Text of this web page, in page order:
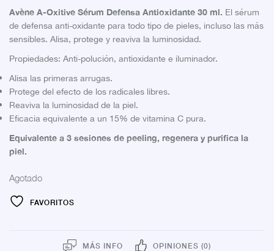
Avène A-Oxitive Sérum Defensa Antioxidante 30 ml. El sérum
de defensa anti-oxidante para todo tipo de pieles, incluso las más
sensibles. Alisa, protege y reaviva la luminosidad.
Propiedades: Anti-polución, antioxidante e iluminador.
Alisa las primeras arrugas.
Protege del efecto de los radicales libres.
Reaviva la luminosidad de la piel.
Eficacia equivalente a un 15% de vitamina C pura.
Equivalente a 3 sesiones de peeling, regenera y purifica la
piel.
Agotado
FAVORITOS
MÁS INFO OPINIONES (0)